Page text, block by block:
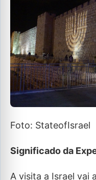
Foto: StateofIsrael
Significado da
A visita a Israel vai